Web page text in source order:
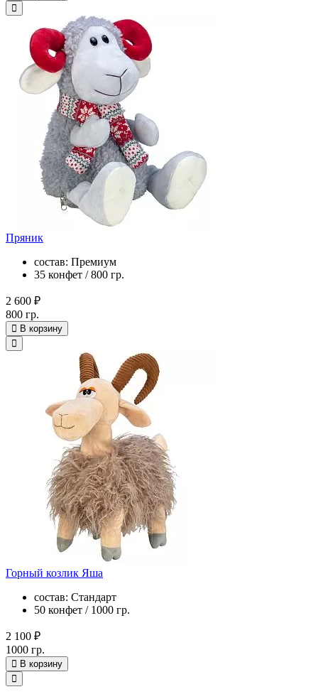
Пряник
состав: Премиум
35 конфет / 800 гр.
2 600 ₽
800 гр.
В корзину
Горный козлик Яша
состав: Стандарт
50 конфет / 1000 гр.
2 100 ₽
1000 гр.
В корзину